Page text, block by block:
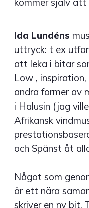
Ida Lundéns
uttryck: t ex
att leka i bitar
Low ,
andra former av
i Halusin (jag
Afrikansk
och Spänst åt
Något som
är ett nära
skriver en ny bit.